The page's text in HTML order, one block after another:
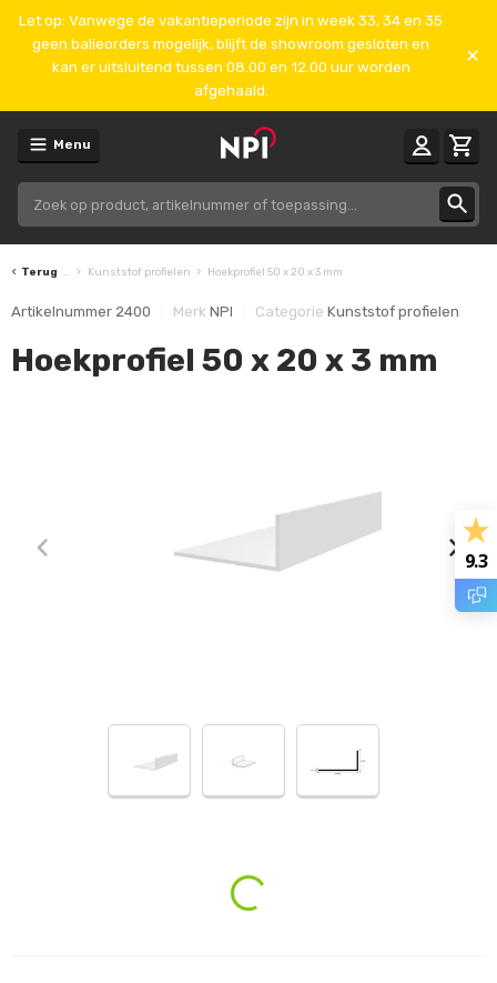
Let op: Vanwege de vakantieperiode zijn in week 33, 34 en 35
geen balieorders mogelijk, blijft de showroom gesloten en
kan er uitsluitend tussen 08.00 en 12.00 uur worden
afgehaald.
Menu
Terug Kunststof profielen Hoekprofiel 50 x 20 x 3 mm
Artikelnummer 2400 Merk NPI Categorie Kunststof profielen
Hoekprofiel 50 x 20 x 3 mm
Loading...
9.3